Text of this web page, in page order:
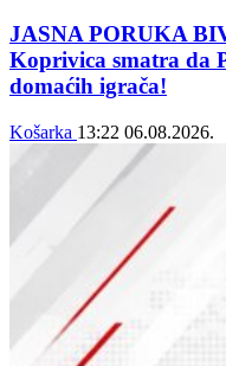
JASNA PORUKA
Koprivica smatra da
domaćih igrača!
Košarka 13:22 06.08.2026.